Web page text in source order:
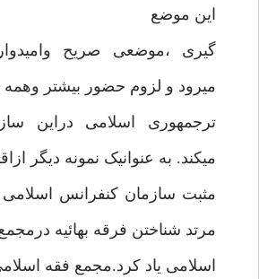
این موضع
گیری ،موضعی صریح
میرود و لزوم حضور بیشتر وهمه
ترجمهوری اسلامی دراین
میکند. به عنوانیک نمونه دیگر
مثبت سازمان کنفرانس اسلامی
مرتد شناختن فرقه بهائیه
اسلامی یاد کرد.مجمع فقه